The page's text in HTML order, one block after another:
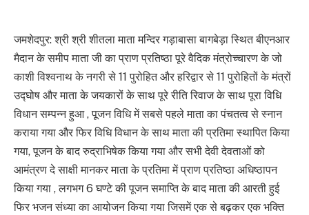
जमशेदपुर: श्री श्री शीतला माता मन्दिर गड़ाबासा बागबेड़ा स्थित बीएनआर
मैदान के समीप माता जी का प्राण प्रतिष्ठा पूरे वैदिक मंत्रोच्चारण के जो
काशी विश्वनाथ के नगरी से 11 पुरोहित और हरिद्वार से 11 पुरोहितों के मंत्रों
उद्घोष और माता के जयकारों के साथ पूरे रीति रिवाज के साथ पूरा विधि
विधान सम्पन्न हुआ , पूजन विधि में सबसे पहले माता का पंचतत्व से स्नान
कराया गया और फिर विधि विधान के साथ माता की प्रतिमा स्थापित किया
गया, पूजन के बाद रुद्राभिषेक किया गया और सभी देवी देवताओं को
आमंत्रण दे साक्षी मानकर माता के प्रतिमा में प्राण प्रतिष्ठा अधिष्ठापन
किया गया , लगभग 6 घण्टे की पूजन समाप्ति के बाद माता की आरती हुई
फिर भजन संध्या का आयोजन किया गया जिसमें एक से बढ़कर एक भक्ति